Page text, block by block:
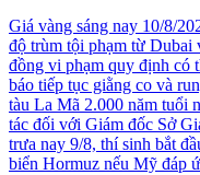
Giá vàng sáng nay 10/8/
độ trùm tội phạm từ Dubai
đồng vi phạm quy định có
báo tiếp tục giằng co và
tàu La Mã 2.000 năm tuổi
tác đối với Giám đốc Sở
trưa nay 9/8, thí sinh bắt
biển Hormuz nếu Mỹ đáp